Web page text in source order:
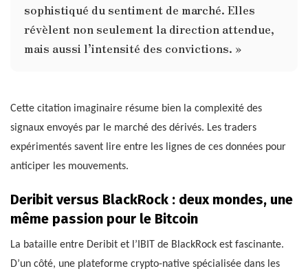
sophistiqué du sentiment de marché. Elles
révèlent non seulement la direction attendue,
mais aussi l’intensité des convictions. »
Cette citation imaginaire résume bien la complexité des
signaux envoyés par le marché des dérivés. Les traders
expérimentés savent lire entre les lignes de ces données pour
anticiper les mouvements.
Deribit versus BlackRock : deux mondes, une
même passion pour le Bitcoin
La bataille entre Deribit et l’IBIT de BlackRock est fascinante.
D’un côté, une plateforme crypto-native spécialisée dans les